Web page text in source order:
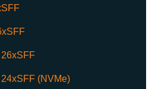
(NVMe)